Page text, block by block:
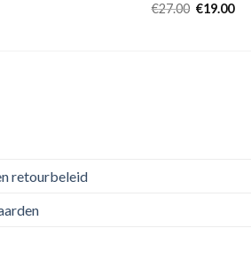
€27.00 €19.00
retourbeleid